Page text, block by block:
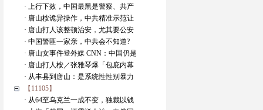
· 上行下效，中国最黑是警察、共产
· 唐山桉诡异操作，中共精准示范让
· 唐山打人该整顿治安，尤其要公安
· 中国警匪一家亲，中共会不知道?
· 唐山女事件登外媒 CNN：中国仍是
· 唐山打人桉／张雅琴爆「包庇内幕
· 从丰县到唐山：是系统性性别暴力
【11105】
· 从64至乌克兰一成不变，独裁以钱